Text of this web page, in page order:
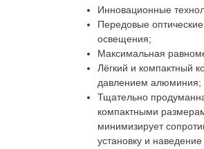
Инновационные
Передовые
освещения;
Максимальная
Лёгкий и компактный
давлением алюминия;
Тщательно
компактными
минимизирует
установку и